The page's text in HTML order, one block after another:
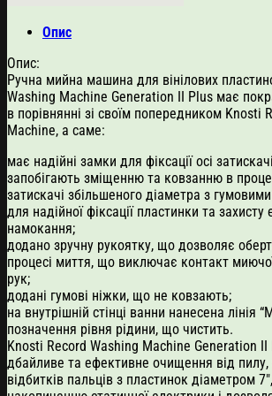
Опис
Опис:
Ручна мийна машина для вінілових
Washing Machine Generation II Plus має
в порівнянні зі своїм попередником Knosti
Machine, а саме:
має надійні замки для фіксації осі
запобігають зміщенню та ковзанню в
затискачі збільшеного діаметра з
для надійної фіксації пластинки та захисту
намокання;
додано зручну рукоятку, що дозволяє
процесі миття, що виключає контакт
рук;
додані гумові ніжки, що не ковзають;
на внутрішній стінці ванни нанесена лінія
позначення рівня рідини, що чистить.
Knosti Record Washing Machine Generation II
дбайливе та ефективне очищення від пилу,
відбитків пальців з пластинок діаметром